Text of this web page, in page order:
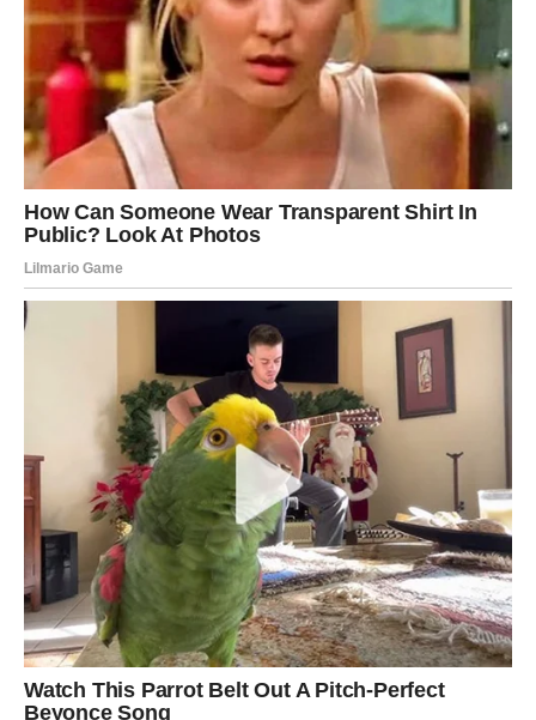
VODOLIJA – Iznenadna rešenja
Vodolija može doživeti neočekivani obrt koji donosi
olakšanje. Planovi se menjaju, ali u vašu korist.
U ljubavi dolazi više iskrenosti i spontanosti.
Finansijski, moguće su dobre vesti.
RIBE – Intuicija vas vodi ka
pravoj odluci
Ribe sada moraju slušati unutrašnji glas. Emotivno, dolazi
duboko razumevanje.
U ljubavi je moguće romantično iznenađenje.
Finansijski, budite oprezni sa pozajmicama.